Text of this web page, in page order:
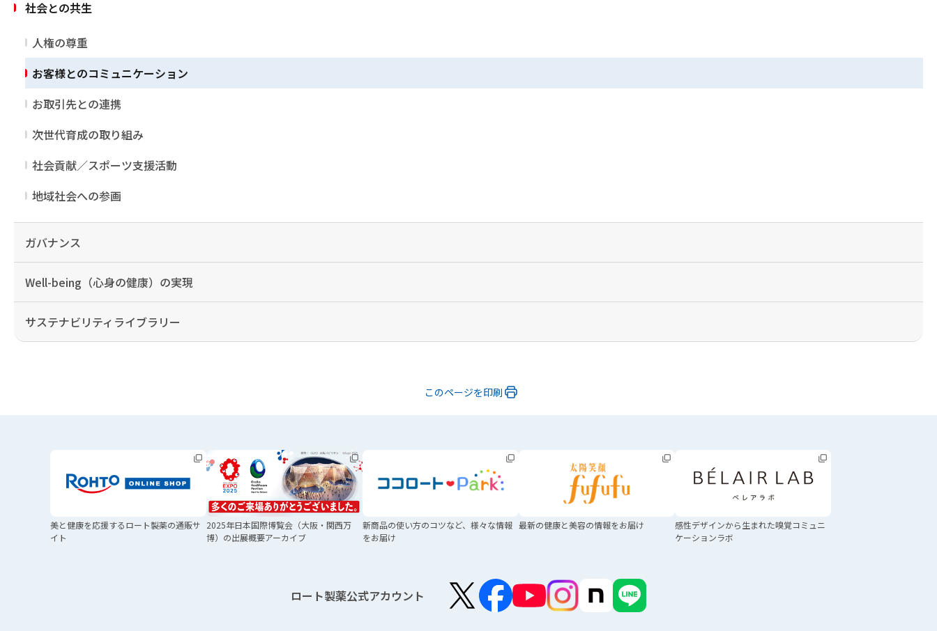
社会との共生
人権の尊重
お客様とのコミュニケーション
お取引先との連携
次世代育成の取り組み
社会貢献／スポーツ支援活動
地域社会への参画
ガバナンス
Well-being（心身の健康）の実現
サステナビリティライブラリー
このページを印刷
美と健康を応援するロート製薬の通販サ
イト
2025年日本国際博覧会 （大阪・関西万
博）の出展概要アーカイブ
新商品の使い方のコツなど、 様々な情報
をお届け
最新の健康と美容の情報をお届け 感性デザインから生まれた嗅覚コミュニ
ケーションラボ
ロート製薬公式アカウント